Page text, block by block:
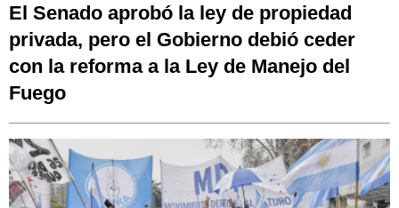
El Senado aprobó la ley de propiedad
privada, pero el Gobierno debió ceder
con la reforma a la Ley de Manejo del
Fuego